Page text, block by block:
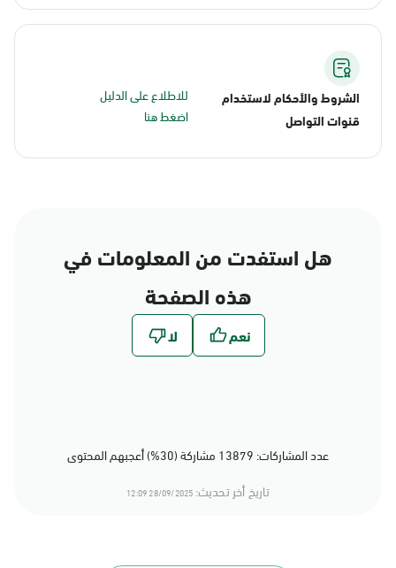
الشروط والأحكام لاستخدام
قنوات التواصل
للاطلاع على الدليل
اضغط هنا
هل استفدت من المعلومات في
هذه الصفحة
عدد المشاركات: 13879 مشاركة (30%) أعجبهم المحتوى
تاريخ أخر تحديث: 28/09/2025 12:09